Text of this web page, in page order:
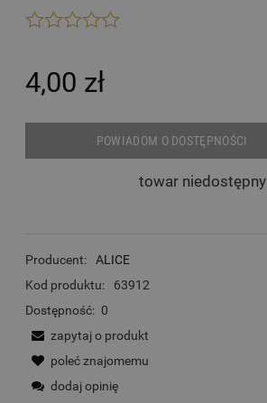
4,00 zł
POWIADOM O DOSTĘPNOŚCI
towar niedostępny
Producent:
ALICE
Kod produktu:
63912
Dostępność: 0
zapytaj o produkt
poleć znajomemu
dodaj opinię